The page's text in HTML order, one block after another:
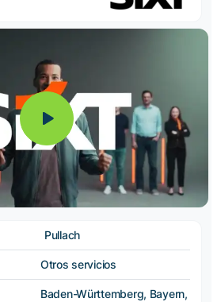
Pullach
Otros servicios
Baden-Württemberg, Bayern,